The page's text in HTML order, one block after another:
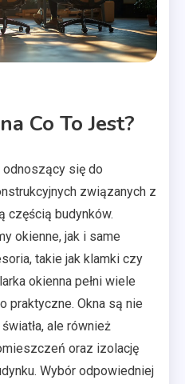
Co To Jest?
odnoszący się do
związanych z
częścią budynków.
okienne, jak i same
takie jak klamki czy
okienna pełni wiele
praktyczne. Okna są nie
ale również
oraz izolację
Wybór odpowiedniej